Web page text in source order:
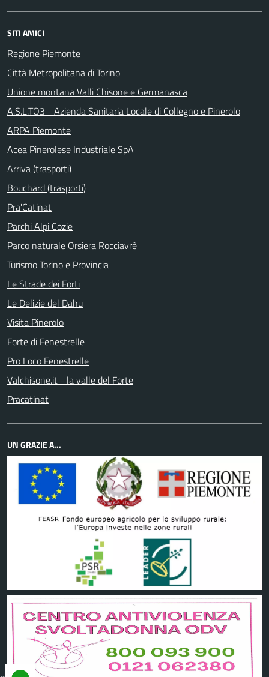
SITI AMICI
Regione Piemonte
Città Metropolitana di Torino
Unione montana Valli Chisone e Germanasca
A.S.L.TO3 - Azienda Sanitaria Locale di Collegno e Pinerolo
ARPA Piemonte
Acea Pinerolese Industriale SpA
Arriva (trasporti)
Bouchard (trasporti)
Pra'Catinat
Parchi Alpi Cozie
Parco naturale Orsiera Rocciavrè
Turismo Torino e Provincia
Le Strade dei Forti
Le Delizie del Dahu
Visita Pinerolo
Forte di Fenestrelle
Pro Loco Fenestrelle
Valchisone.it - la valle del Forte
Pracatinat
UN GRAZIE A...